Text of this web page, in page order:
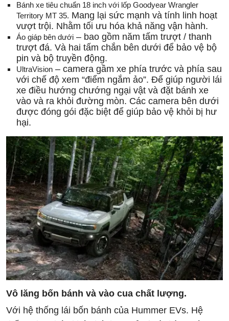
Bánh xe tiêu chuẩn 18 inch với lốp Goodyear Wrangler
Territory MT 35. Mang lại sức mạnh và tính linh hoạt
vượt trội. Nhằm tối ưu hóa khả năng vận hành.
Áo giáp bên dưới – bao gồm năm tấm trượt / thanh
trượt đá. Và hai tấm chắn bên dưới để bảo vệ bộ
pin và bộ truyền động.
UltraVision – camera gầm xe phía trước và phía sau
với chế độ xem “điểm ngắm ảo”. Để giúp người lái
xe điều hướng chướng ngại vật và đặt bánh xe
vào và ra khỏi đường mòn. Các camera bên dưới
được đóng gói đặc biệt để giúp bảo vệ khỏi bị hư
hại.
Vô lăng bốn bánh và vào cua chất lượng.
Với hệ thống lái bốn bánh của Hummer EVs. Hệ